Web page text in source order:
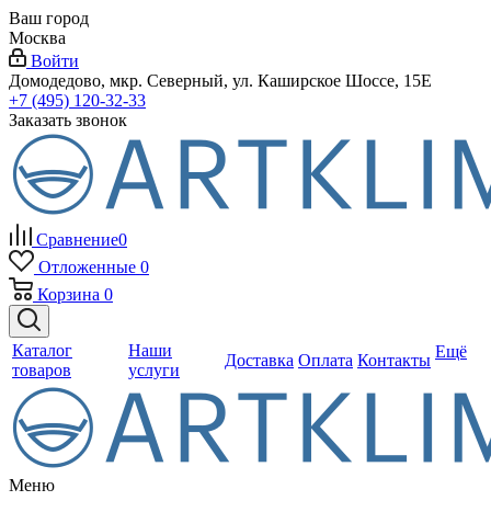
Ваш город
Москва
Войти
Домодедово, мкр. Северный, ул. Каширское Шоссе, 15Е
+7 (495) 120-32-33
Заказать звонок
Сравнение0
Отложенные 0
Корзина 0
Каталог
товаров
Наши
услуги
Доставка Оплата Контакты Ещё
Меню